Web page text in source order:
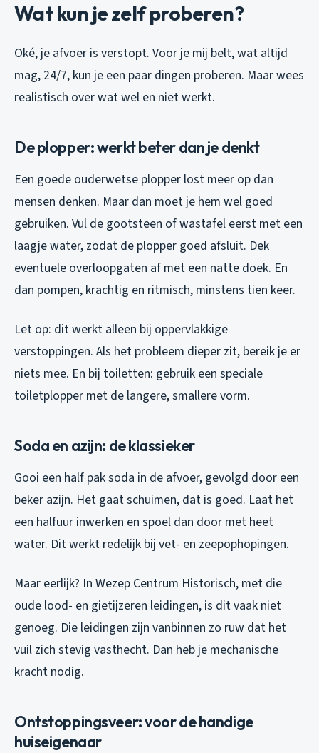
Wat kun je zelf proberen?
Oké, je afvoer is verstopt. Voor je mij belt, wat altijd
mag, 24/7, kun je een paar dingen proberen. Maar wees
realistisch over wat wel en niet werkt.
De plopper: werkt beter dan je denkt
Een goede ouderwetse plopper lost meer op dan
mensen denken. Maar dan moet je hem wel goed
gebruiken. Vul de gootsteen of wastafel eerst met een
laagje water, zodat de plopper goed afsluit. Dek
eventuele overloopgaten af met een natte doek. En
dan pompen, krachtig en ritmisch, minstens tien keer.
Let op: dit werkt alleen bij oppervlakkige
verstoppingen. Als het probleem dieper zit, bereik je er
niets mee. En bij toiletten: gebruik een speciale
toiletplopper met de langere, smallere vorm.
Soda en azijn: de klassieker
Gooi een half pak soda in de afvoer, gevolgd door een
beker azijn. Het gaat schuimen, dat is goed. Laat het
een halfuur inwerken en spoel dan door met heet
water. Dit werkt redelijk bij vet- en zeepophopingen.
Maar eerlijk? In Wezep Centrum Historisch, met die
oude lood- en gietijzeren leidingen, is dit vaak niet
genoeg. Die leidingen zijn vanbinnen zo ruw dat het
vuil zich stevig vasthecht. Dan heb je mechanische
kracht nodig.
Ontstoppingsveer: voor de handige
huiseigenaar